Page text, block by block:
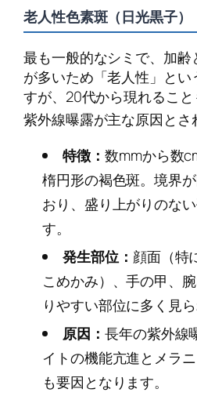
老人性色素斑（日光黒子）
最も一般的なシミで、加齢
が多いため「老人性」とい
すが、20代から現れるこ
紫外線曝露が主な原因とさ
特徴：数mmから数
楕円形の褐色斑。境界
おり、盛り上がりのな
す。
発生部位： 顔面（特
こめかみ）、手の甲、
りやすい部位に多く見ら
原因：長年の紫外線
イトの機能亢進とメラ
も要因となります。